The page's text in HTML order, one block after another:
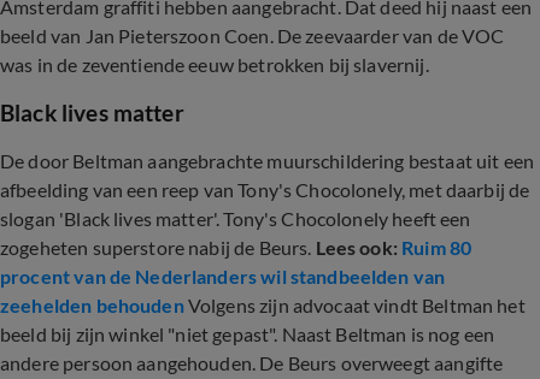
Amsterdam graffiti hebben aangebracht. Dat deed hij naast een
beeld van Jan Pieterszoon Coen. De zeevaarder van de VOC
was in de zeventiende eeuw betrokken bij slavernij.
Black lives matter
De door Beltman aangebrachte muurschildering bestaat uit een
afbeelding van een reep van Tony's Chocolonely, met daarbij de
slogan 'Black lives matter'. Tony's Chocolonely heeft een
zogeheten superstore nabij de Beurs. Lees ook: Ruim 80
procent van de Nederlanders wil standbeelden van
zeehelden behoudenVolgens zijn advocaat vindt Beltman het
beeld bij zijn winkel "niet gepast". Naast Beltman is nog een
andere persoon aangehouden. De Beurs overweegt aangifte